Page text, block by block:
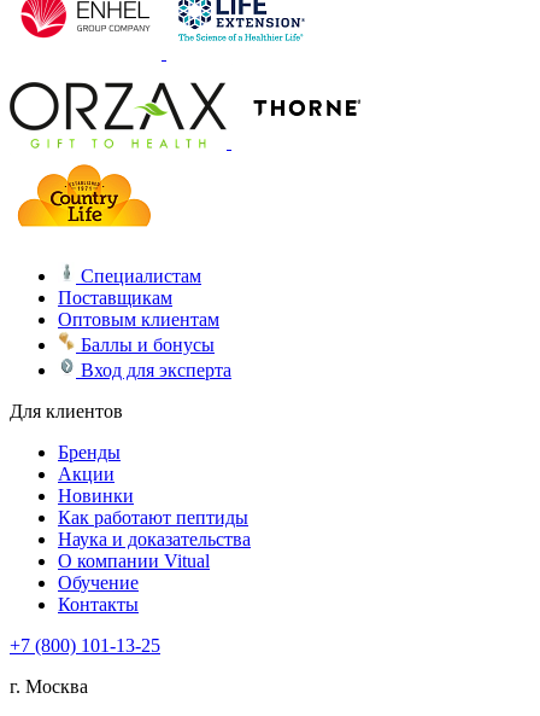
Специалистам
Поставщикам
Оптовым клиентам
Баллы и бонусы
Вход для эксперта
Для клиентов
Бренды
Акции
Новинки
Как работают пептиды
Наука и доказательства
О компании Vitual
Обучение
Контакты
+7 (800) 101-13-25
г. Москва